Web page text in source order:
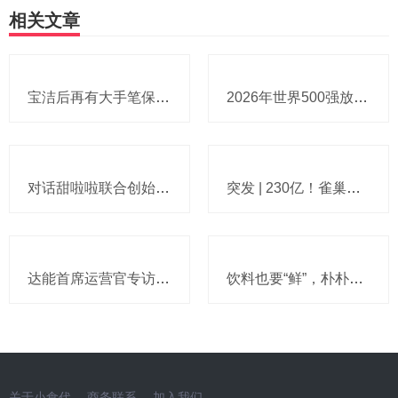
相关文章
宝洁后再有大手笔保健品收购：麒麟超90亿拿下健美生，在华已入驻山姆和开市客等多渠道，为何超300亿资本一周内“疯抢”VMS？ 2026年世界500强放榜：沃尔玛12年“榜一”让位，雀巢、百事、亿滋保持了头部“队形”，喜力落榜，饮料巨头排名普遍下滑
对话甜啦啦联合创始人许周：希望10元以下茶饮产品也能有不错的体验，不进入咖啡赛道或失去未来竞争机会 突发 | 230亿！雀巢官宣将巴黎水、圣培露和普娜等“打包”进饮料新巨头：与美国私募合资成立Peranel，雀巢保留50%股权，整合30多个品牌
达能首席运营官专访：稍不留神世界就把你甩在身后，乳品焦点转向高蛋白和肠道健康，供应链员工不能只被动等指令，给出“4C绩效管理框架”